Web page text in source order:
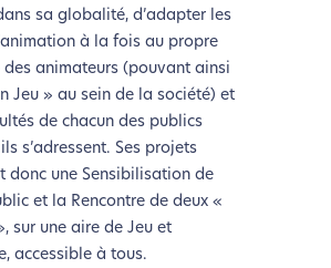
sa globalité, d’adapter les
à la fois au propre
des animateurs (pouvant ainsi
Jeu » au sein de la société) et
de chacun des publics
s’adressent. Ses projets
donc une Sensibilisation de
et la Rencontre de deux «
sur une aire de Jeu et
accessible à tous.